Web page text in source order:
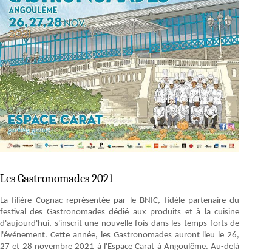
Les Gastronomades 2021
La filière Cognac représentée par le BNIC, fidèle partenaire du
festival des Gastronomades dédié aux produits et à la cuisine
d'aujourd'hui, s'inscrit une nouvelle fois dans les temps forts de
l'événement. Cette année, les Gastronomades auront lieu le 26,
27 et 28 novembre 2021 à l'Espace Carat à Angoulême. Au-delà